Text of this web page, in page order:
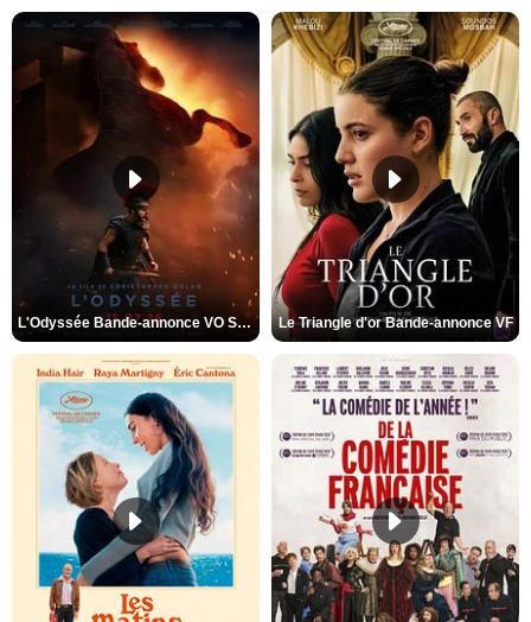
L'Odyssée Bande-annonce VO STFR Le Triangle d'or Bande-annonce VF